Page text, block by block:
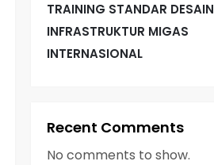
TRAINING STANDAR DESAIN
INFRASTRUKTUR MIGAS
INTERNASIONAL
Recent Comments
No comments to show.